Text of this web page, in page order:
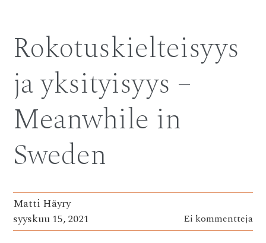
o
o
k
r A
p
p
di
t
Rokotuskielteisyys
ja yksityisyys –
Meanwhile in
Sweden
Matti Häyry
syyskuu 15, 2021
Ei kommentteja